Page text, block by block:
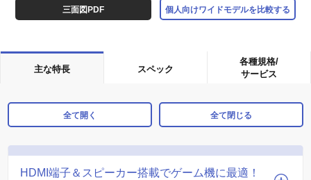
三面図PDF 個人向けワイドモデルを比較する
主な特長 スペック
各種規格/
サービス
全て開く 全て閉じる
HDMI端子＆スピーカー搭載でゲーム機に最適！